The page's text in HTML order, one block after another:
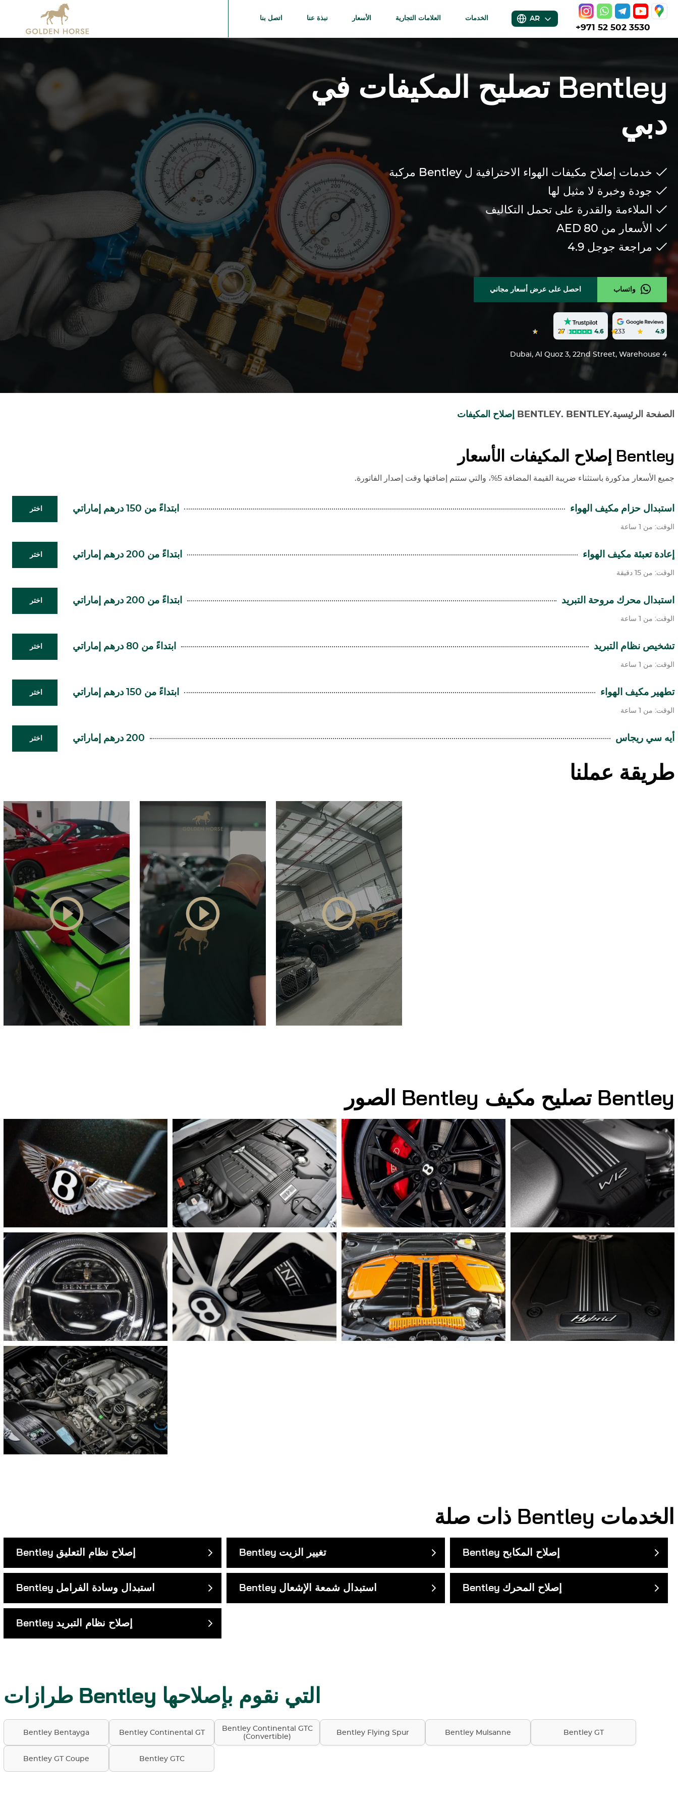
الخدمات العلامات التجارية الأسعار نبذة عنا اتصل بنا AR
+971 52 502 3530
Bentleyتصليح المكيفات في
دبي
خدمات إصلاح مكيفات الهواء الاحترافية لBentley مركبة
جودة وخبرة لا مثيل لها
الملاءمة والقدرة على تحمل التكاليف
الأسعار من 80
AED
مراجعة جوجل 4.9
واتساب احصل على عرض أسعار مجاني
4.9
233
4.6
27
Dubai, Al Quoz 3, 22nd Street, Warehouse 4
الصفحة الرئيسية.
BENTLEY
.
BENTLEY إصلاح المكيفات
Bentley إصلاح المكيفات الأسعار
جميع الأسعار مذكورة باستثناء ضريبة القيمة المضافة 5%، والتي ستتم إضافتها وقت إصدار الفاتورة.
استبدال حزام مكيف الهواء ابتداءً من 150 درهم إماراتي اختر
الوقت: من 1 ساعة
إعادة تعبئة مكيف الهواء ابتداءً من 200 درهم إماراتي اختر
الوقت: من 15 دقيقة
استبدال محرك مروحة التبريد ابتداءً من 200 درهم إماراتي اختر
الوقت: من 1 ساعة
تشخيص نظام التبريد ابتداءً من 80 درهم إماراتي اختر
الوقت: من 1 ساعة
تطهير مكيف الهواء ابتداءً من 150 درهم إماراتي اختر
الوقت: من 1 ساعة
أيه سي ريجاس 200 درهم إماراتي اختر
طريقة عملنا
Bentley تصليح مكيف Bentley الصور
Bentley الخدمات
Bentley إصلاح نظام التعليق Bentley تغيير الزيت Bentley إصلاح المكابح
Bentley استبدال وسادة الفرامل Bentley استبدال شمعة الإشعال Bentley إصلاح المحرك
Bentley إصلاح نظام التبريد
طرازات Bentley التي نقوم بإصلاحها
Bentley Bentayga Bentley Continental GT
Bentley Continental GTC
(Convertible)
Bentley Flying Spur Bentley Mulsanne Bentley GT
Bentley GT Coupe Bentley GTC